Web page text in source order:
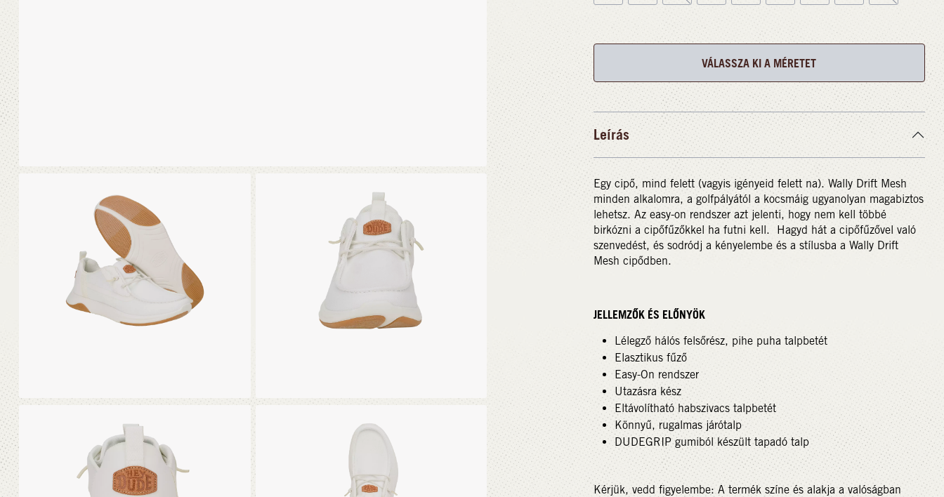
VÁLASSZA KI A MÉRETET
Leírás
Egy cipő, mind felett (vagyis igényeid felett na). Wally Drift Mesh
minden alkalomra, a golfpályától a kocsmáig ugyanolyan magabiztos
lehetsz. Az easy-on rendszer azt jelenti, hogy nem kell többé
birkózni a cipőfűzőkkel ha futni kell. Hagyd hát a cipőfűzővel való
szenvedést, és sodródj a kényelembe és a stílusba a Wally Drift
Mesh cipődben.
JELLEMZŐK ÉS ELŐNYÖK
Lélegző hálós felsőrész, pihe puha talpbetét
Elasztikus fűző
Easy-On rendszer
Utazásra kész
Eltávolítható habszivacs talpbetét
Könnyű, rugalmas járótalp
DUDEGRIP gumiból készült tapadó talp
Kérjük, vedd figyelembe: A termék színe és alakja a valóságban